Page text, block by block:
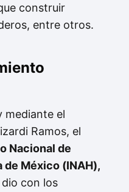
construir
entre otros.
mediante el
Ramos, el
Nacional de
México (INAH),
con los